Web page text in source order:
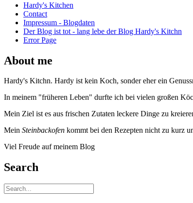
Hardy's Kitchen
Contact
Impressum - Blogdaten
Der Blog ist tot - lang lebe der Blog Hardy's Kitchn
Error Page
About me
Hardy's Kitchn. Hardy ist kein Koch, sonder eher ein
In meinem "früheren Leben" durfte ich bei vielen großen
Mein Ziel ist es aus frischen Zutaten leckere Dinge zu
Mein Steinbackofen kommt bei den Rezepten nicht zu kurz
Viel Freude auf meinem Blog
Search